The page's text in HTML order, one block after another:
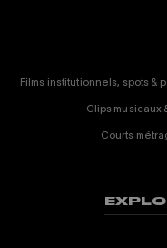
Films institutionnels, spots &
Clips musicaux
&
Courts